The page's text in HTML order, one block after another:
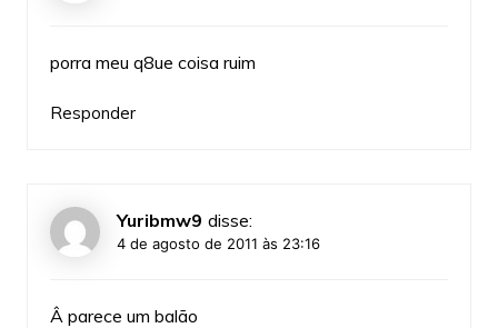
porra meu q8ue coisa ruim
Responder
Yuribmw9 disse:
4 de agosto de 2011 às 23:16
Â parece um balão